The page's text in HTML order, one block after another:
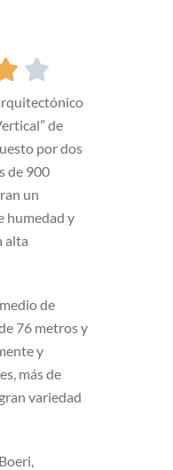

de
por dos
de 900
un
humedad y
alta
de
76 metros y
y
más de
variedad